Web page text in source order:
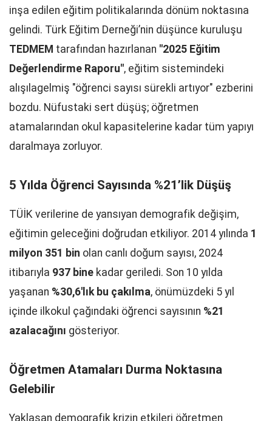
inşa edilen eğitim politikalarında dönüm noktasına
gelindi. Türk Eğitim Derneği’nin düşünce kuruluşu
TEDMEM tarafından hazırlanan "2025 Eğitim
Değerlendirme Raporu", eğitim sistemindeki
alışılagelmiş "öğrenci sayısı sürekli artıyor" ezberini
bozdu. Nüfustaki sert düşüş; öğretmen
atamalarından okul kapasitelerine kadar tüm yapıyı
daralmaya zorluyor.
5 Yılda Öğrenci Sayısında %21’lik Düşüş
TÜİK verilerine de yansıyan demografik değişim,
eğitimin geleceğini doğrudan etkiliyor. 2014 yılında 1
milyon 351 bin olan canlı doğum sayısı, 2024
itibarıyla 937 bine kadar geriledi. Son 10 yılda
yaşanan %30,6'lık bu çakılma, önümüzdeki 5 yıl
içinde ilkokul çağındaki öğrenci sayısının %21
azalacağını gösteriyor.
Öğretmen Atamaları Durma Noktasına
Gelebilir
Yaklaşan demografik krizin etkileri öğretmen